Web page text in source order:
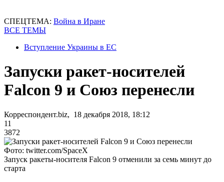
СПЕЦТЕМА: Война в Иране
ВСЕ ТЕМЫ
Вступление Украины в ЕС
Запуски ракет-носителей
Falcon 9 и Союз перенесли
Корреспондент.biz, 18 декабря 2018, 18:12
11
3872
Фото: twitter.com/SpaceX
Запуск ракеты-носителя Falcon 9 отменили за семь минут до
старта